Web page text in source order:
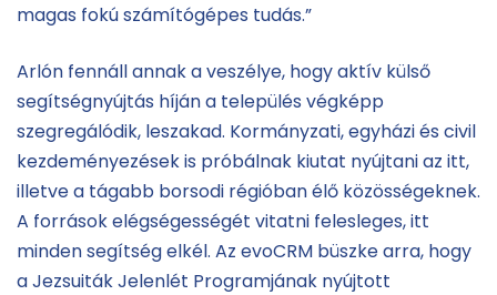
magas fokú számítógépes tudás.”
Arlón fennáll annak a veszélye, hogy aktív külső
segítségnyújtás híján a település végképp
szegregálódik, leszakad. Kormányzati, egyházi és civil
kezdeményezések is próbálnak kiutat nyújtani az itt,
illetve a tágabb borsodi régióban élő közösségeknek.
A források elégségességét vitatni felesleges, itt
minden segítség elkél. Az evoCRM büszke arra, hogy
a Jezsuiták Jelenlét Programjának nyújtott